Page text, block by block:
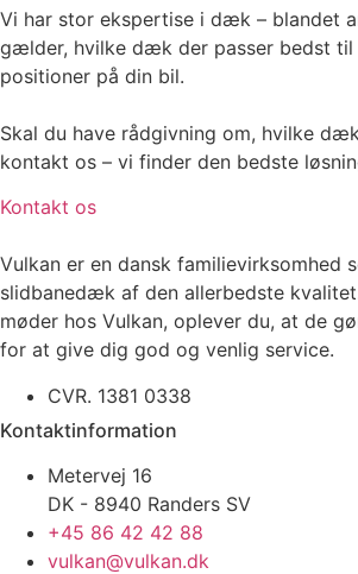
Vi har stor ekspertise i dæk – blandet
gælder, hvilke dæk der passer bedst til
positioner på din bil.
Skal du have rådgivning om, hvilke
kontakt os – vi finder den bedste
Kontakt os
Vulkan er en dansk familievirksomhed
slidbanedæk af den allerbedste
møder hos Vulkan, oplever du, at de
for at give dig god og venlig service.
CVR. 1381 0338
Kontaktinformation
Metervej 16
DK - 8940 Randers SV
+45 86 42 42 88
vulkan@vulkan.dk